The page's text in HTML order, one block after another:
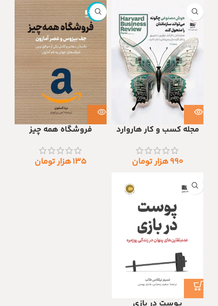
مجله کسب و کار هاروارد
۹۹۰هزار تومان
ناموجود
فروشگاه همه چیز
۱۳۵هزار تومان
پوست در بازی